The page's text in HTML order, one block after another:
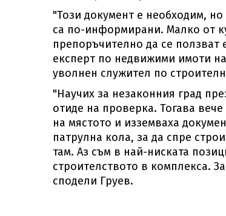
"Този документ е необходим,
са по-информирани. Малко от
препоръчително да се ползват
експерт по недвижими имоти
уволнен служител по
"Научих за незаконния град
отиде на проверка. Тогава
на мястото и изземваха
патрулна кола, за да спре
там. Аз съм в най-ниската
строителството в комплекса.
сподели Груев.